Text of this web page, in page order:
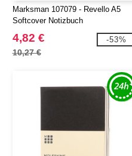
Marksman 107079 - Revello A5
Softcover Notizbuch
4,82 €
10,27 €
-53%